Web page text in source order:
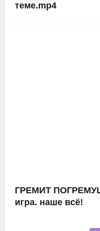
теме.mp4
ГРЕМИТ
игра. наше всё!